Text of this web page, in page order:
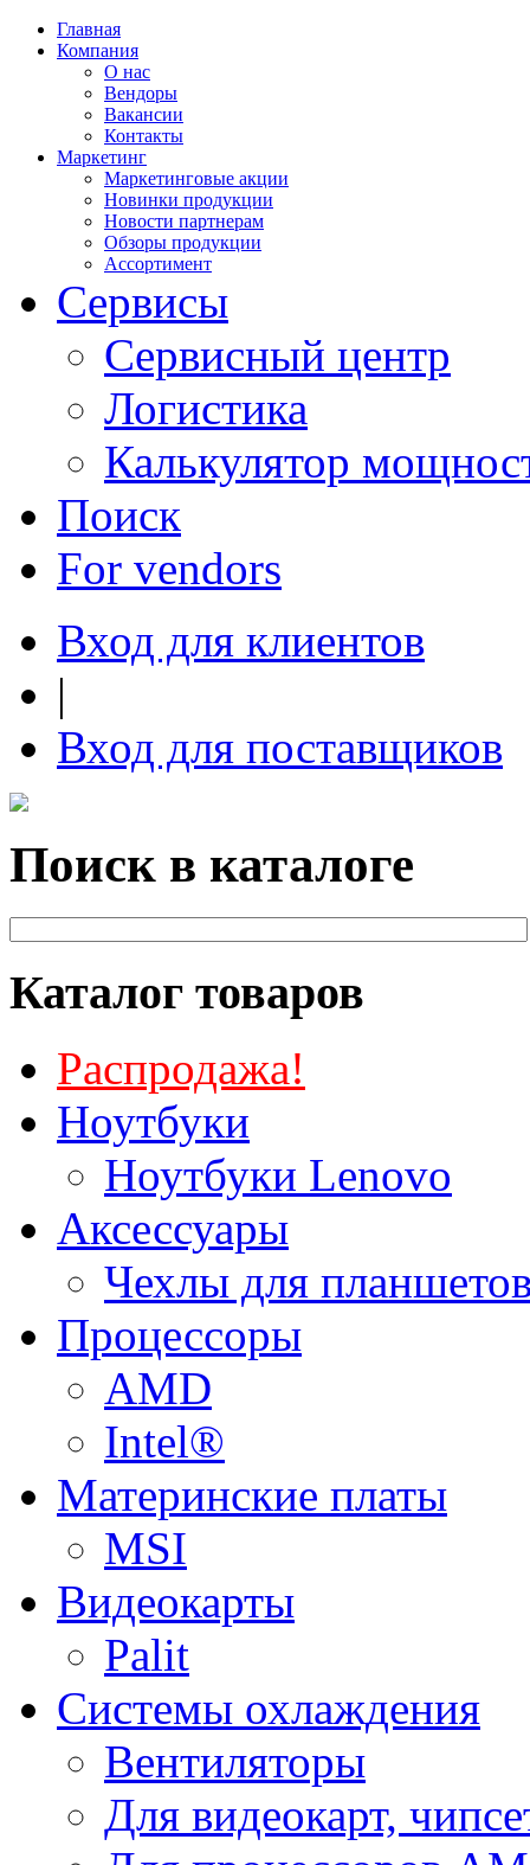
Главная
Компания
О нас
Вендоры
Вакансии
Контакты
Маркетинг
Маркетинговые акции
Новинки продукции
Новости партнерам
Обзоры продукции
Ассортимент
Сервисы
Сервисный центр
Логистика
Калькулятор
Поиск
For vendors
Вход для клиентов
|
Вход для поставщиков
Поиск в каталоге
Каталог товаров
Распродажа!
Ноутбуки
Ноутбуки Lenovo
Аксессуары
Чехлы для
Процессоры
AMD
Intel®
Материнские платы
MSI
Видеокарты
Palit
Системы охлаждения
Вентиляторы
Для видеокарт,